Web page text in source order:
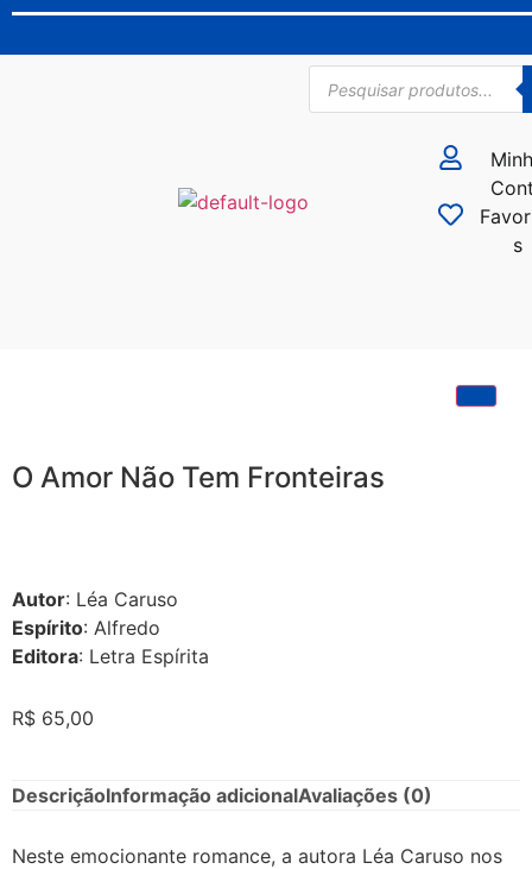
s
O Amor Não Tem Fronteiras
Autor: Léa Caruso
Espírito: Alfredo
Editora: Letra Espírita
R$ 65,00
DescriçãoInformação adicionalAvaliações (0)
Neste emocionante romance, a autora Léa Caruso nos